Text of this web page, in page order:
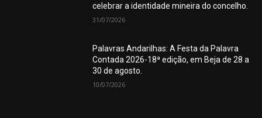
celebrar a identidade mineira do concelho.
31/07/2026
Palavras Andarilhas: A Festa da Palavra
Contada 2026-18ª edição, em Beja de 28 a
30 de agosto.
10/07/2026